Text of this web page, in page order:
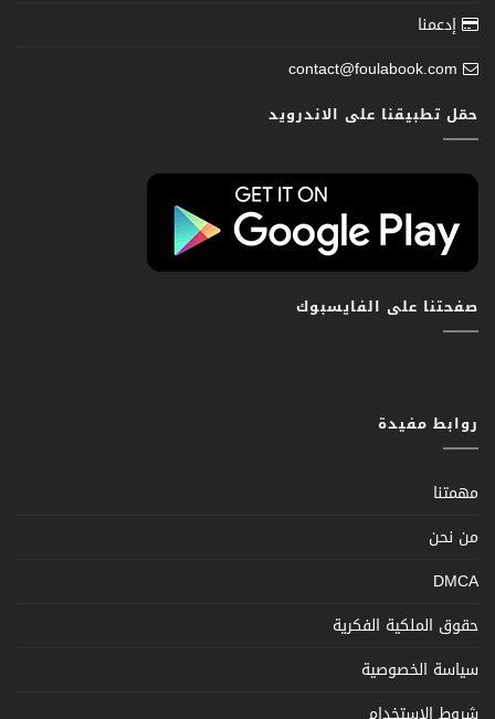
إدعمنا
contact@foulabook.com
حمّل تطبيقنا على الاندرويد
صفحتنا على الفايسبوك
روابط مفيدة
مهمتنا
من نحن
DMCA
حقوق الملكية الفكرية
سياسة الخصوصية